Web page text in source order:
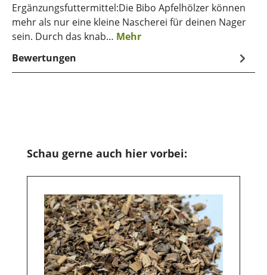
Ergänzungsfuttermittel:Die Bibo Apfelhölzer können
mehr als nur eine kleine Nascherei für deinen Nager
sein. Durch das knab… Mehr
Bewertungen
Produktgalerie überspringen
Schau gerne auch hier vorbei: